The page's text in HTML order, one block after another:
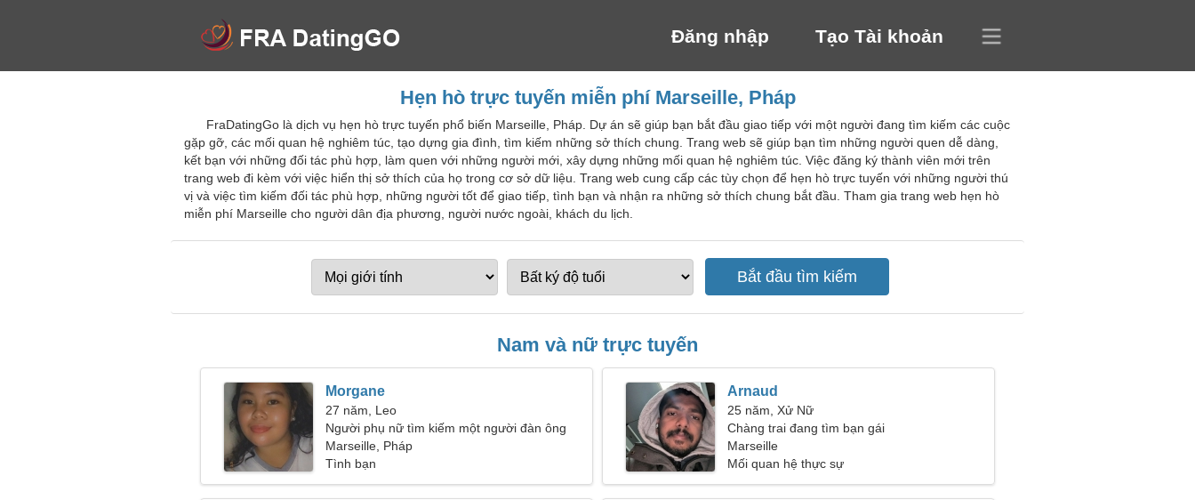
Đăng nhập Tạo Tài khoản
Hẹn hò trực tuyến miễn phí Marseille, Pháp
FraDatingGo là dịch vụ hẹn hò trực tuyến phổ biến Marseille, Pháp. Dự án sẽ giúp bạn bắt đầu giao tiếp với một người đang tìm kiếm các cuộc
gặp gỡ, các mối quan hệ nghiêm túc, tạo dựng gia đình, tìm kiếm những sở thích chung. Trang web sẽ giúp bạn tìm những người quen dễ dàng,
kết bạn với những đối tác phù hợp, làm quen với những người mới, xây dựng những mối quan hệ nghiêm túc. Việc đăng ký thành viên mới trên
trang web đi kèm với việc hiển thị sở thích của họ trong cơ sở dữ liệu. Trang web cung cấp các tùy chọn để hẹn hò trực tuyến với những người thú
vị và việc tìm kiếm đối tác phù hợp, những người tốt để giao tiếp, tình bạn và nhận ra những sở thích chung bắt đầu. Tham gia trang web hẹn hò
miễn phí Marseille cho người dân địa phương, người nước ngoài, khách du lịch.
Nam và nữ trực tuyến
Morgane
27 năm, Leo
Người phụ nữ tìm kiếm một người đàn ông
31-36
Marseille, Pháp
Tình bạn
Arnaud
25 năm, Xử Nữ
Chàng trai đang tìm bạn gái
Marseille
Mối quan hệ thực sự